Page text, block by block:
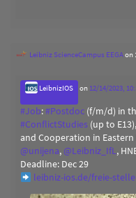
Leibniz ScienceCampus EEGAon
LeibnizIOS on 12/14/2023,
#Job:#Postdoc (f/m/d) in
#ConflictStudies (up to
and Cooperation in
@unijena, @Leibniz_IfL,
Deadline: Dec 29
leibniz-ios.de/freie-